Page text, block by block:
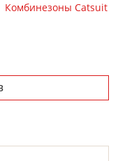
Комбинезоны Catsuit